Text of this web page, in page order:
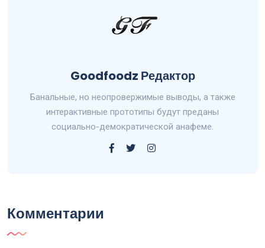
Редактор
Goodfoodz Редактор
Банальные, но неопровержимые выводы, а также
интерактивные прототипы будут преданы
социально-демократической анафеме.
Комментарии